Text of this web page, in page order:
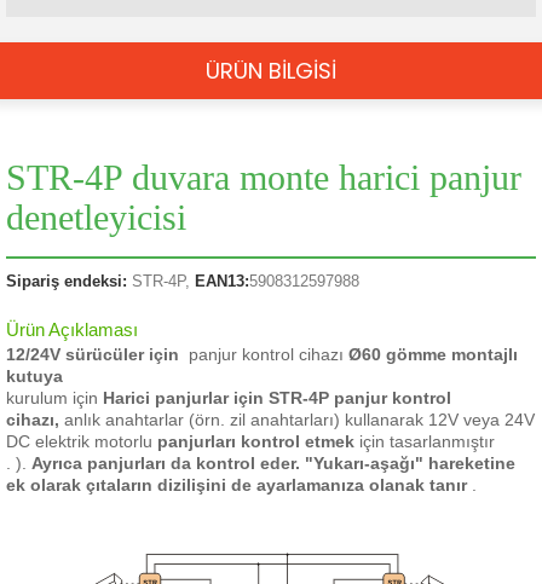
ÜRÜN BİLGİSİ
STR-4P duvara monte harici panjur
denetleyicisi
Sipariş endeksi: STR-4P, EAN13:5908312597988
Ürün Açıklaması
12/24V sürücüler için
panjur kontrol cihazı Ø60 gömme montajlı
kutuya
kurulum için Harici panjurlar için STR-4P panjur kontrol
cihazı, anlık anahtarlar (örn. zil anahtarları) kullanarak 12V veya 24V
DC elektrik motorlu panjurları kontrol etmek için tasarlanmıştır
). Ayrıca panjurları da kontrol eder. "Yukarı-aşağı" hareketine
ek olarak çıtaların dizilişini de ayarlamanıza olanak tanır.